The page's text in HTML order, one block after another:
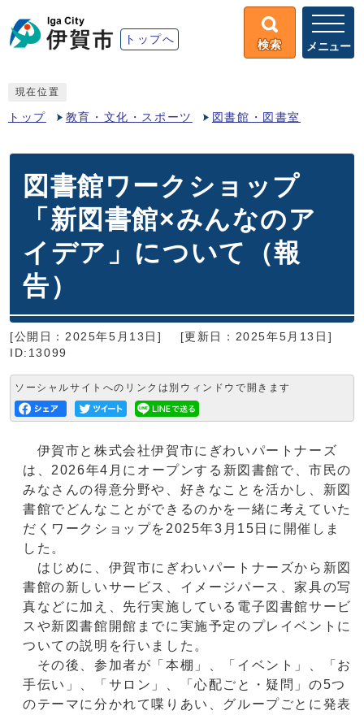
トップへ 検索 メニュー
現在位置
トップ 教育・文化・スポーツ 図書館・図書室
図書館ワークショップ
「新図書館×みんなのア
イデア」について（報
告）
[公開日：2025年5月13日]
[更新日：2025年5月13日]
ID:13099
ソーシャルサイトへのリンクは別ウィンドウで開きます
伊賀市と株式会社伊賀市にぎわいパートナーズ
は、2026年4月にオープンする新図書館で、市民の
みなさんの得意分野や、好きなことを活かし、新図
書館でどんなことができるのかを一緒に考えていた
だくワークショップを2025年3月15日に開催しま
した。
はじめに、伊賀市にぎわいパートナーズから新図
書館の新しいサービス、イメージパース、家具の写
真などに加え、先行実施している電子図書館サービ
スや新図書館開館までに実施予定のプレイベントに
ついての説明を行いました。
その後、参加者が「本棚」、「イベント」、「お
手伝い」、「サロン」、「心配ごと・疑問」の5つ
のテーマに分かれて喋りあい、グループごとに発表